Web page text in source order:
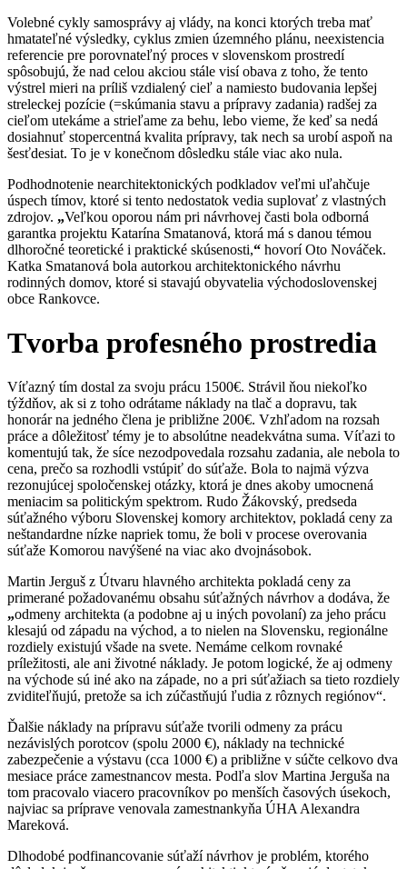
Volebné cykly samosprávy aj vlády, na konci ktorých treba mať
hmatateľné výsledky, cyklus zmien územného plánu, neexistencia
referencie pre porovnateľný proces v slovenskom prostredí
spôsobujú, že nad celou akciou stále visí obava z toho, že tento
výstrel mieri na príliš vzdialený cieľ a namiesto budovania lepšej
streleckej pozície (=skúmania stavu a prípravy zadania) radšej za
cieľom utekáme a strieľame za behu, lebo vieme, že keď sa nedá
dosiahnuť stopercentná kvalita prípravy, tak nech sa urobí aspoň na
šesťdesiat. To je v konečnom dôsledku stále viac ako nula.
Podhodnotenie nearchitektonických podkladov veľmi uľahčuje
úspech tímov, ktoré si tento nedostatok vedia suplovať z vlastných
zdrojov. „Veľkou oporou nám pri návrhovej časti bola odborná
garantka projektu Katarína Smatanová, ktorá má s danou témou
dlhoročné teoretické i praktické skúsenosti,“ hovorí Oto Nováček.
Katka Smatanová bola autorkou architektonického návrhu
rodinných domov, ktoré si stavajú obyvatelia východoslovenskej
obce Rankovce.
Tvorba profesného prostredia
Víťazný tím dostal za svoju prácu 1500€. Strávil ňou niekoľko
týždňov, ak si z toho odrátame náklady na tlač a dopravu, tak
honorár na jedného člena je približne 200€. Vzhľadom na rozsah
práce a dôležitosť témy je to absolútne neadekvátna suma. Víťazi to
komentujú tak, že síce nezodpovedala rozsahu zadania, ale nebola to
cena, prečo sa rozhodli vstúpiť do súťaže. Bola to najmä výzva
rezonujúcej spoločenskej otázky, ktorá je dnes akoby umocnená
meniacim sa politickým spektrom. Rudo Žákovský, predseda
súťažného výboru Slovenskej komory architektov, pokladá ceny za
neštandardne nízke napriek tomu, že boli v procese overovania
súťaže Komorou navýšené na viac ako dvojnásobok.
Martin Jerguš z Útvaru hlavného architekta pokladá ceny za
primerané požadovanému obsahu súťažných návrhov a dodáva, že
„odmeny architekta (a podobne aj u iných povolaní) za jeho prácu
klesajú od západu na východ, a to nielen na Slovensku, regionálne
rozdiely existujú všade na svete. Nemáme celkom rovnaké
príležitosti, ale ani životné náklady. Je potom logické, že aj odmeny
na východe sú iné ako na západe, no a pri súťažiach sa tieto rozdiely
zviditeľňujú, pretože sa ich zúčastňujú ľudia z rôznych regiónov“.
Ďalšie náklady na prípravu súťaže tvorili odmeny za prácu
nezávislých porotcov (spolu 2000 €), náklady na technické
zabezpečenie a výstavu (cca 1000 €) a približne v súčte celkovo dva
mesiace práce zamestnancov mesta. Podľa slov Martina Jerguša na
tom pracovalo viacero pracovníkov po menších časových úsekoch,
najviac sa príprave venovala zamestnankyňa ÚHA Alexandra
Mareková.
Dlhodobé podfinancovanie súťaží návrhov je problém, ktorého